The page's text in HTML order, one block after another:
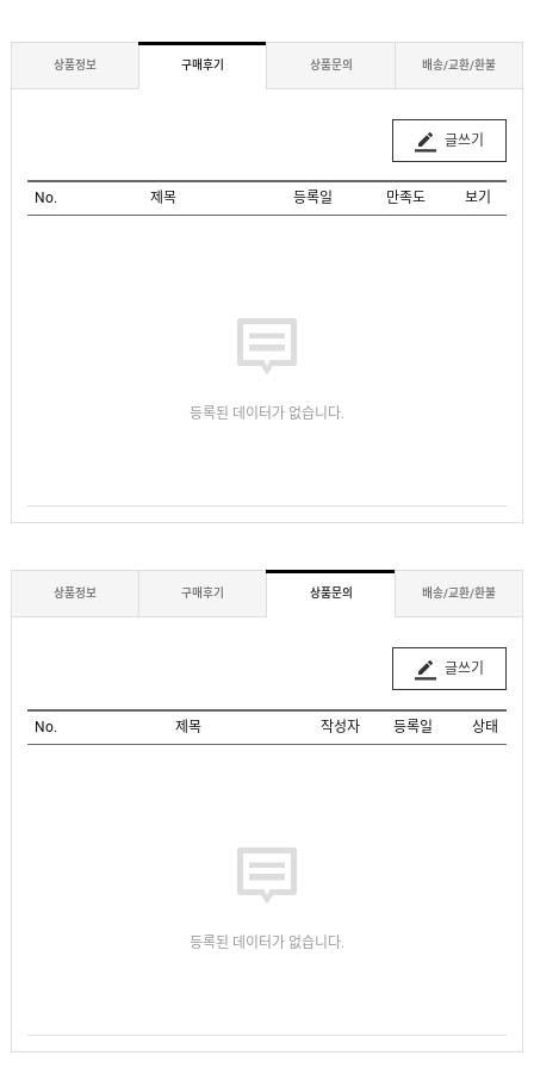
상품정보 구매후기 상품문의 배송/교환/환불
글쓰기
No. 제목 등록일 만족도 보기
등록된 데이터가 없습니다.
상품정보 구매후기 상품문의 배송/교환/환불
글쓰기
No. 제목 작성자 등록일 상태
등록된 데이터가 없습니다.